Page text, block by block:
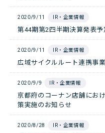
2020/9/11 IR・企業情報
第44期第2四半期決算発表
2020/9/11 IR・企業情報
広域サイクルルート連携事
2020/9/9 IR・企業情報
京都府のコーナン店舗にお
策実施のお知らせ
2020/8/28 IR・企業情報